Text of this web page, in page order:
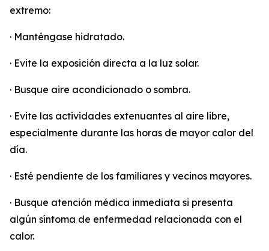
extremo:
· Manténgase hidratado.
· Evite la exposición directa a la luz solar.
· Busque aire acondicionado o sombra.
· Evite las actividades extenuantes al aire libre,
especialmente durante las horas de mayor calor del
día.
· Esté pendiente de los familiares y vecinos mayores.
· Busque atención médica inmediata si presenta
algún síntoma de enfermedad relacionada con el
calor.